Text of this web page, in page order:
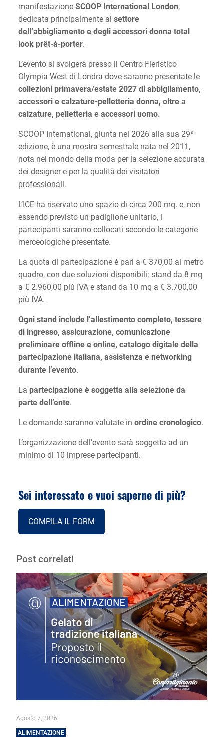
manifestazione SCOOP International London,
dedicata principalmente al settore
dell’abbigliamento e degli accessori donna total
look prêt-à-porter.
L’evento si svolgerà presso il Centro Fieristico
Olympia West di Londra dove saranno presentate le
collezioni primavera/estate 2027 di abbigliamento,
accessori e calzature-pelletteria donna, oltre a
calzature, pelletteria e accessori uomo.
SCOOP International, giunta nel 2026 alla sua 29ª
edizione, è una mostra semestrale nata nel 2011,
nota nel mondo della moda per la selezione accurata
dei designer e per la qualità dei visitatori
professionali.
L’ICE ha riservato uno spazio di circa 200 mq. e, non
essendo previsto un padiglione unitario, i
partecipanti saranno collocati secondo le categorie
merceologiche presentate.
La quota di partecipazione è pari a € 370,00 al metro
quadro, con due soluzioni disponibili: stand da 8 mq
a € 2.960,00 più IVA e stand da 10 mq a € 3.700,00
più IVA.
Ogni stand include l’allestimento completo, tessere
di ingresso, assicurazione, comunicazione
preliminare offline e online, catalogo digitale della
partecipazione italiana, assistenza e networking
durante l’evento.
La partecipazione è soggetta alla selezione da
parte dell’ente.
Le domande saranno valutate in ordine cronologico.
L’organizzazione dell’evento sarà soggetta ad un
minimo di 10 imprese partecipanti.
Sei interessato e vuoi saperne di più?
COMPILA IL FORM
Post correlati
Agosto 7, 2026
ALIMENTAZIONE